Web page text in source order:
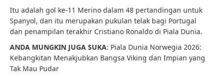
Itu adalah gol ke-11 Merino dalam 48 pertandingan untuk
Spanyol, dan itu merupakan pukulan telak bagi Portugal
dan penampilan terakhir Cristiano Ronaldo di Piala Dunia.
ANDA MUNGKIN JUGA SUKA: Piala Dunia Norwegia 2026:
Kebangkitan Menakjubkan Bangsa Viking dan Impian yang
Tak Mau Pudar